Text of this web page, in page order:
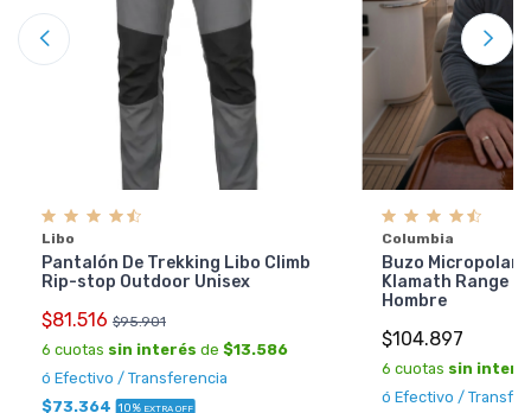
Libo
Pantalón De Trekking Libo Climb
Rip-stop Outdoor Unisex
$81.516 $95.901
6 cuotas sin interés de $13.586
ó Efectivo / Transferencia
$73.364 10% EXTRA OFF
Columbia
Buzo Micropolar
Klamath Range 2
Hombre
$104.897
6 cuotas sin
ó Efectivo /